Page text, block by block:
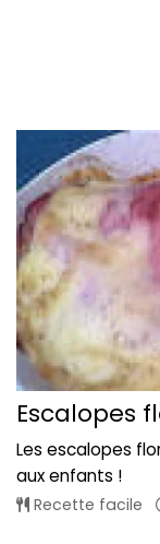
Escalopes
Les escalopes
aux enfants !
Recette facile